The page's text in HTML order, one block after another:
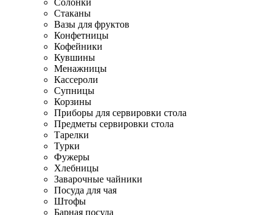
Солонки
Стаканы
Вазы для фруктов
Конфетницы
Кофейники
Кувшины
Менажницы
Кассероли
Супницы
Корзины
Приборы для сервировки стола
Предметы сервировки стола
Тарелки
Турки
Фужеры
Хлебницы
Заварочные чайники
Посуда для чая
Штофы
Барная посуда